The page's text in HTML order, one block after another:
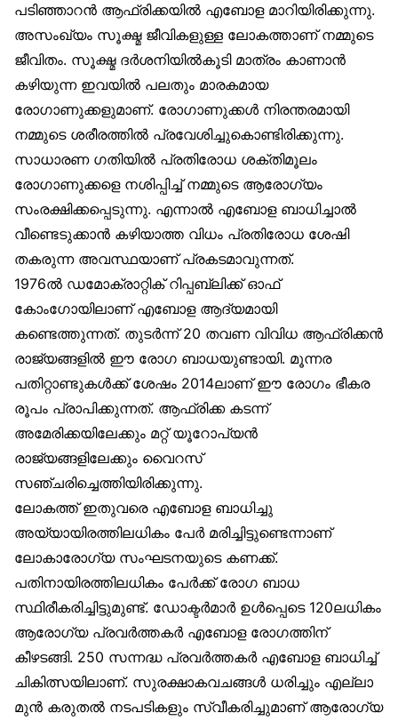
പടിഞ്ഞാറന്‍ ആഫ്രിക്കയില്‍ എബോള മാറിയിരിക്കുന്നു.
അസംഖ്യം സൂക്ഷ്മ ജീവികളുള്ള ലോകത്താണ് നമ്മുടെ
ജീവിതം. സൂക്ഷ്മ ദര്‍ശനിയില്‍കൂടി മാത്രം കാണാന്‍
കഴിയുന്ന ഇവയില്‍ പലതും മാരകമായ
രോഗാണുക്കളുമാണ്. രോഗാണുക്കള്‍ നിരന്തരമായി
നമ്മുടെ ശരീരത്തില്‍ പ്രവേശിച്ചുകൊണ്ടിരിക്കുന്നു.
സാധാരണ ഗതിയില്‍ പ്രതിരോധ ശക്തിമൂലം
രോഗാണുക്കളെ നശിപ്പിച്ച് നമ്മുടെ ആരോഗ്യം
സംരക്ഷിക്കപ്പെടുന്നു. എന്നാല്‍ എബോള ബാധിച്ചാല്‍
വീണ്ടെടുക്കാന്‍ കഴിയാത്ത വിധം പ്രതിരോധ ശേഷി
തകരുന്ന അവസ്ഥയാണ് പ്രകടമാവുന്നത്.
1976ല്‍ ഡമോക്രാറ്റിക് റിപ്പബ്ലിക്ക് ഓഫ്
കോംഗോയിലാണ് എബോള ആദ്യമായി
കണ്ടെത്തുന്നത്. തുടര്‍ന്ന് 20 തവണ വിവിധ ആഫ്രിക്കന്‍
രാജ്യങ്ങളില്‍ ഈ രോഗ ബാധയുണ്ടായി. മൂന്നര
പതിറ്റാണ്ടുകള്‍ക്ക് ശേഷം 2014ലാണ് ഈ രോഗം ഭീകര
രൂപം പ്രാപിക്കുന്നത്. ആഫ്രിക്ക കടന്ന്
അമേരിക്കയിലേക്കും മറ്റ് യൂറോപ്യന്‍
രാജ്യങ്ങളിലേക്കും വൈറസ്
സഞ്ചരിച്ചെത്തിയിരിക്കുന്നു.
ലോകത്ത് ഇതുവരെ എബോള ബാധിച്ചു
അയ്യായിരത്തിലധികം പേര്‍ മരിച്ചിട്ടുണ്ടെന്നാണ്
ലോകാരോഗ്യ സംഘടനയുടെ കണക്ക്.
പതിനായിരത്തിലധികം പേര്‍ക്ക് രോഗ ബാധ
സ്ഥിരീകരിച്ചിട്ടുമുണ്ട്. ഡോക്ടര്‍മാര്‍ ഉള്‍പ്പെടെ 120ലധികം
ആരോഗ്യ പ്രവര്‍ത്തകര്‍ എബോള രോഗത്തിന്
കീഴടങ്ങി. 250 സന്നദ്ധ പ്രവര്‍ത്തകര്‍ എബോള ബാധിച്ച്
ചികിത്സയിലാണ്. സുരക്ഷാകവചങ്ങള്‍ ധരിച്ചും എല്ലാ
മുന്‍ കരുതല്‍ നടപടികളും സ്വീകരിച്ചുമാണ് ആരോഗ്യ